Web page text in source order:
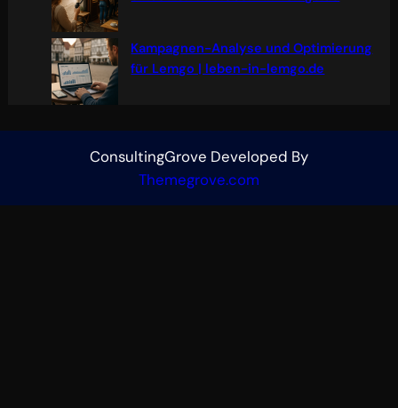
Kampagnen-Analyse und Optimierung
für Lemgo | leben-in-lemgo.de
ConsultingGrove Developed By
Themegrove.com